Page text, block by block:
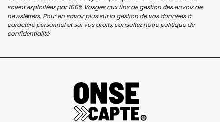
soient exploitées par 100% Vosges aux fins de gestion des envois de
newsletters. Pour en savoir plus sur la gestion de vos données à
caractère personnel et sur vos droits, consultez notrepolitique de
confidentialité